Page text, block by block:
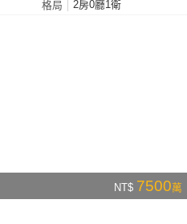
格局 2房0廳1衛
NT$ 7500萬